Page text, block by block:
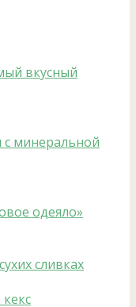
вкусный
минеральной
одеяло»
сливках